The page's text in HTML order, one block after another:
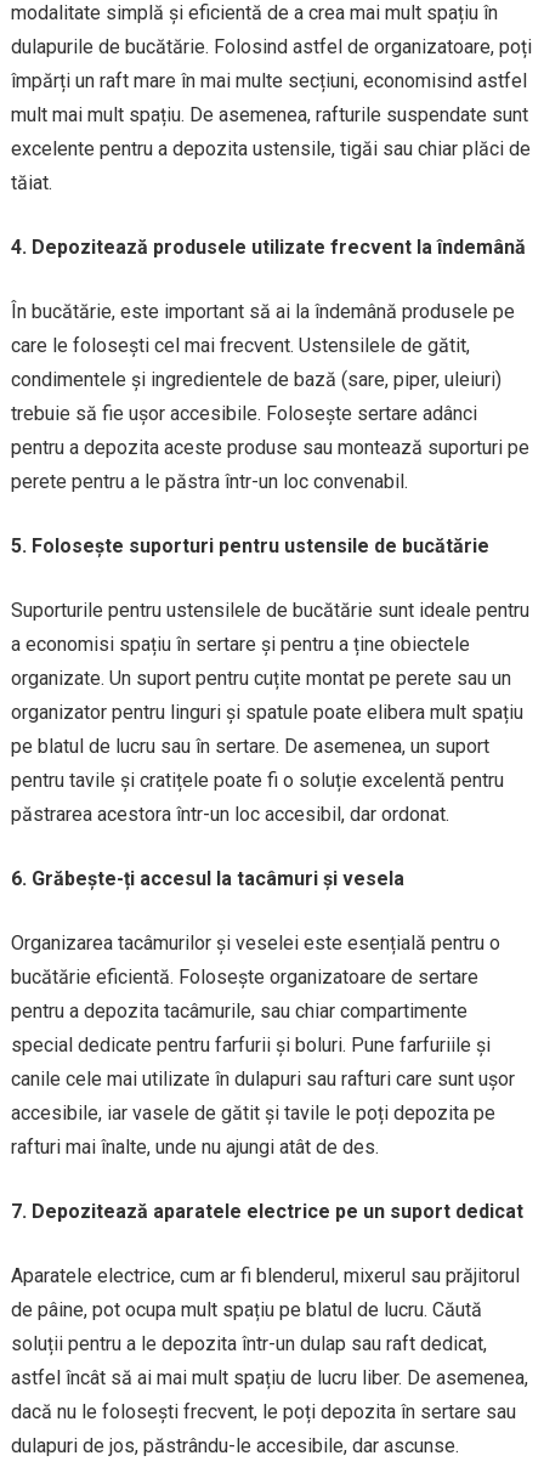
modalitate simplă și eficientă de a crea mai mult spațiu în
dulapurile de bucătărie. Folosind astfel de organizatoare, poți
împărți un raft mare în mai multe secțiuni, economisind astfel
mult mai mult spațiu. De asemenea, rafturile suspendate sunt
excelente pentru a depozita ustensile, tigăi sau chiar plăci de
tăiat.
4. Depozitează produsele utilizate frecvent la îndemână
În bucătărie, este important să ai la îndemână produsele pe
care le folosești cel mai frecvent. Ustensilele de gătit,
condimentele și ingredientele de bază (sare, piper, uleiuri)
trebuie să fie ușor accesibile. Folosește sertare adânci
pentru a depozita aceste produse sau montează suporturi pe
perete pentru a le păstra într-un loc convenabil.
5. Folosește suporturi pentru ustensile de bucătărie
Suporturile pentru ustensilele de bucătărie sunt ideale pentru
a economisi spațiu în sertare și pentru a ține obiectele
organizate. Un suport pentru cuțite montat pe perete sau un
organizator pentru linguri și spatule poate elibera mult spațiu
pe blatul de lucru sau în sertare. De asemenea, un suport
pentru tavile și cratițele poate fi o soluție excelentă pentru
păstrarea acestora într-un loc accesibil, dar ordonat.
6. Grăbește-ți accesul la tacâmuri și vesela
Organizarea tacâmurilor și veselei este esențială pentru o
bucătărie eficientă. Folosește organizatoare de sertare
pentru a depozita tacâmurile, sau chiar compartimente
special dedicate pentru farfurii și boluri. Pune farfuriile și
canile cele mai utilizate în dulapuri sau rafturi care sunt ușor
accesibile, iar vasele de gătit și tavile le poți depozita pe
rafturi mai înalte, unde nu ajungi atât de des.
7. Depozitează aparatele electrice pe un suport dedicat
Aparatele electrice, cum ar fi blenderul, mixerul sau prăjitorul
de pâine, pot ocupa mult spațiu pe blatul de lucru. Căută
soluții pentru a le depozita într-un dulap sau raft dedicat,
astfel încât să ai mai mult spațiu de lucru liber. De asemenea,
dacă nu le folosești frecvent, le poți depozita în sertare sau
dulapuri de jos, păstrându-le accesibile, dar ascunse.